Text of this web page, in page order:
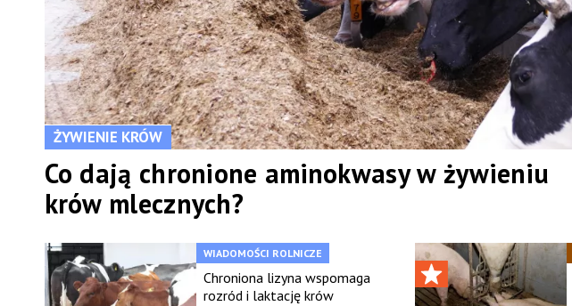
ŻYWIENIE KRÓW
Co dają chronione aminokwasy w żywieniu
krów mlecznych?
WIADOMOŚCI ROLNICZE
Chroniona lizyna wspomaga
rozród i laktację krów